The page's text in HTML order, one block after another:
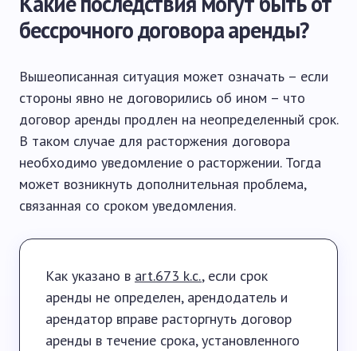
бессрочного договора аренды?
Вышеописанная ситуация может означать – если
стороны явно не договорились об ином – что
договор аренды продлен на неопределенный срок.
В таком случае для расторжения договора
необходимо уведомление о расторжении. Тогда
может возникнуть дополнительная проблема,
связанная со сроком уведомления.
Как указано в art.673 k.c., если срок
аренды не определен, арендодатель и
арендатор вправе расторгнуть договор
аренды в течение срока, установленного